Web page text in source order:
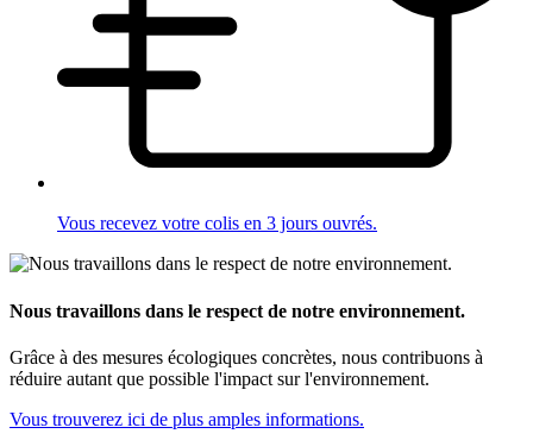
Vous recevez votre colis en 3 jours ouvrés.
Nous travaillons dans le respect de notre environnement.
Grâce à des mesures écologiques concrètes, nous contribuons à
réduire autant que possible l'impact sur l'environnement.
Vous trouverez ici de plus amples informations.